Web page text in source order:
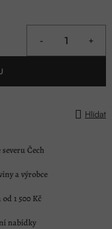
Hlídat
Čech
a výrobce
1 500 Kč
nabídky